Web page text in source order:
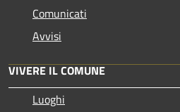
Comunicati
Avvisi
VIVERE IL COMUNE
Luoghi